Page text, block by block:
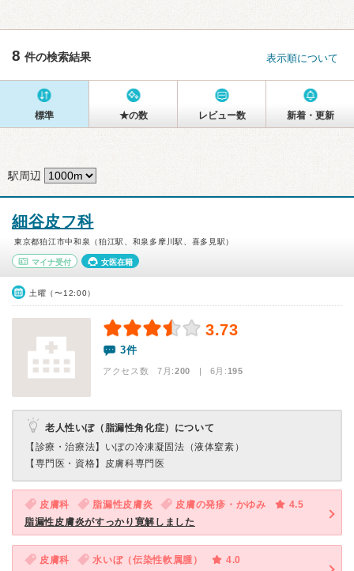
8 件の検索結果 表示順について
標準 ★の数 レビュー数 新着・更新
駅周辺
細谷皮フ科
東京都狛江市中和泉（狛江駅、和泉多摩川駅、喜多見駅）
マイナ受付 女医在籍
土曜（〜12:00）
3.73
3件
アクセス数 7月:200 | 6月:195
老人性いぼ（脂漏性角化症）について
【診療・治療法】 いぼの冷凍凝固法（液体窒素）
【専門医・資格】 皮膚科専門医
皮膚科 脂漏性皮膚炎 皮膚の発疹・かゆみ
4.5
脂漏性皮膚炎がすっかり寛解しました
皮膚科 水いぼ（伝染性軟属腫）
4.0